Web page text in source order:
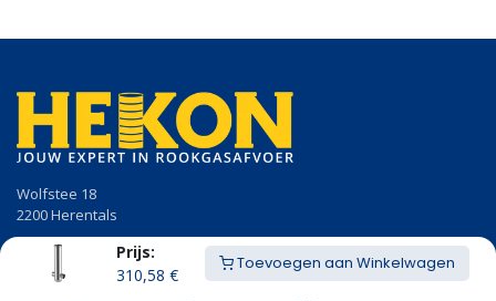
Prijs:
310,58 €
Toevoegen aan Winkelwagen
Wolfstee 18
2200 Herentals
014/23.50.41
info@hekon.be